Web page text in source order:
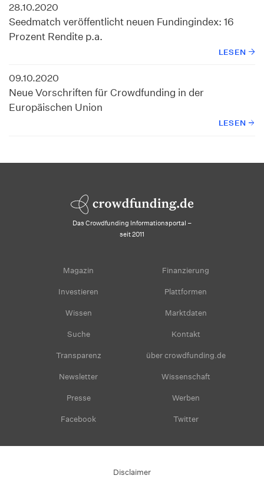
28.10.2020
Seedmatch veröffentlicht neuen Fundingindex: 16
Prozent Rendite p.a.
LESEN
09.10.2020
Neue Vorschriften für Crowdfunding in der
Europäischen Union
LESEN
Das Crowdfunding Informationsportal –
seit 2011
Magazin Finanzierung
Investieren Plattformen
Wissen Marktdaten
Suche Kontakt
Transparenz über crowdfunding.de
Newsletter Wissenschaft
Presse Werben
Facebook Twitter
Disclaimer